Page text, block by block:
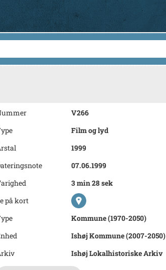
V266
Film og lyd
1999
07.06.1999
3 min 28 sek
på kort
Kommune (1970-2050)
Ishøj Kommune (2007-2050)
Ishøj Lokalhistoriske Arkiv